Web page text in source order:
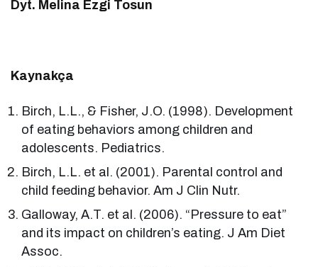
Dyt. Melina Ezgi Tosun
Kaynakça
Birch, L.L., & Fisher, J.O. (1998). Development
of eating behaviors among children and
adolescents. Pediatrics.
Birch, L.L. et al. (2001). Parental control and
child feeding behavior. Am J Clin Nutr.
Galloway, A.T. et al. (2006). “Pressure to eat”
and its impact on children’s eating. J Am Diet
Assoc.